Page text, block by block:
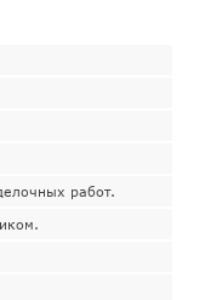
работ.